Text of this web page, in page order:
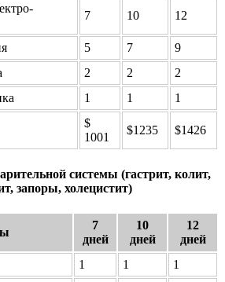
7 10 12
5 7
9
2 2
2
1 1 1
$
1001
$1235 $1426
системы (гастрит, колит,
запоры, холецистит)
7
дней
10
дней
12
дней
1 1
1